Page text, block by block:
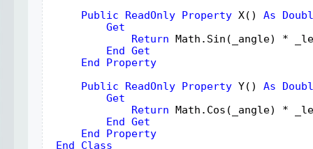
Public
ReadOnly Property X() As
Get
Return Math . Sin ( _angle) *
End Get
End
Property
Public
ReadOnly Property Y() As
Get
Return Math . Cos ( _angle) *
End Get
End
Property
End
Class